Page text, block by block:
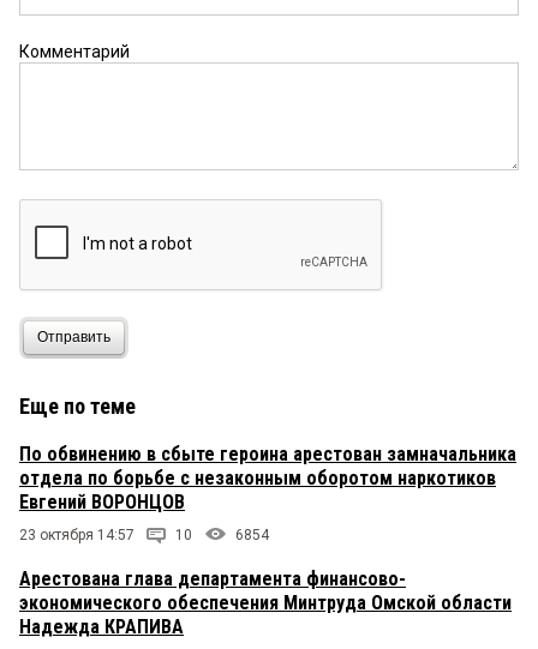
Комментарий
Отправить
Еще по теме
По обвинению в сбыте героина арестован замначальника
отдела по борьбе с незаконным оборотом наркотиков
Евгений ВОРОНЦОВ
23 октября 14:57 10 6854
Арестована глава департамента финансово-
экономического обеспечения Минтруда Омской области
Надежда КРАПИВА